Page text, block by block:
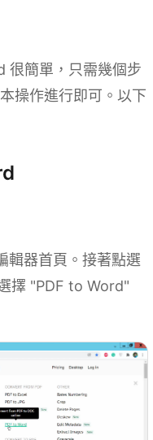
很簡單，只需幾個步
操作進行即可。以下
輯器首頁。接著點選
擇 "PDF to Word"